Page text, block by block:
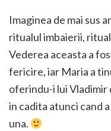
Imaginea de mai sus
ritualul imbaierii,
Vederea aceasta a
fericire, iar Maria a
oferindu-i lui Vladimir
in cadita atunci cand
una.